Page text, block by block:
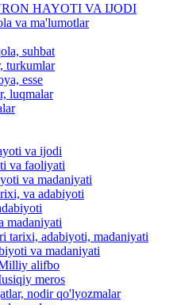
HAYOTI VA IJODI
va ma'lumotlar
suhbat
turkumlar
esse
luqmalar
va ijodi
va faoliyati
va madaniyati
va adabiyoti
madaniyati
tarixi, adabiyoti, madaniyati
va madaniyati
alifbo
meros
nodir qo'lyozmalar